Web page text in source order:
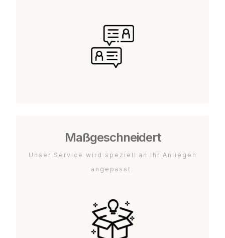
Maßgeschneidert
Unser Service wird speziell an Ihr Anliegen
angepasst.